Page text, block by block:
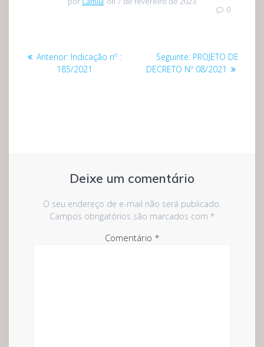
0
Navegação
Anterior: Post
anterior:
Indicação nº :
185/2021
Seguinte: Post
seguinte:
PROJETO DE
DECRETO Nº 08/2021
Deixe um comentário
O seu endereço de e-mail não será publicado.
Campos obrigatórios são marcados com *
Comentário *